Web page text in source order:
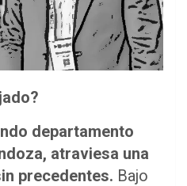
departamento
atraviesa una
precedentes. Bajo